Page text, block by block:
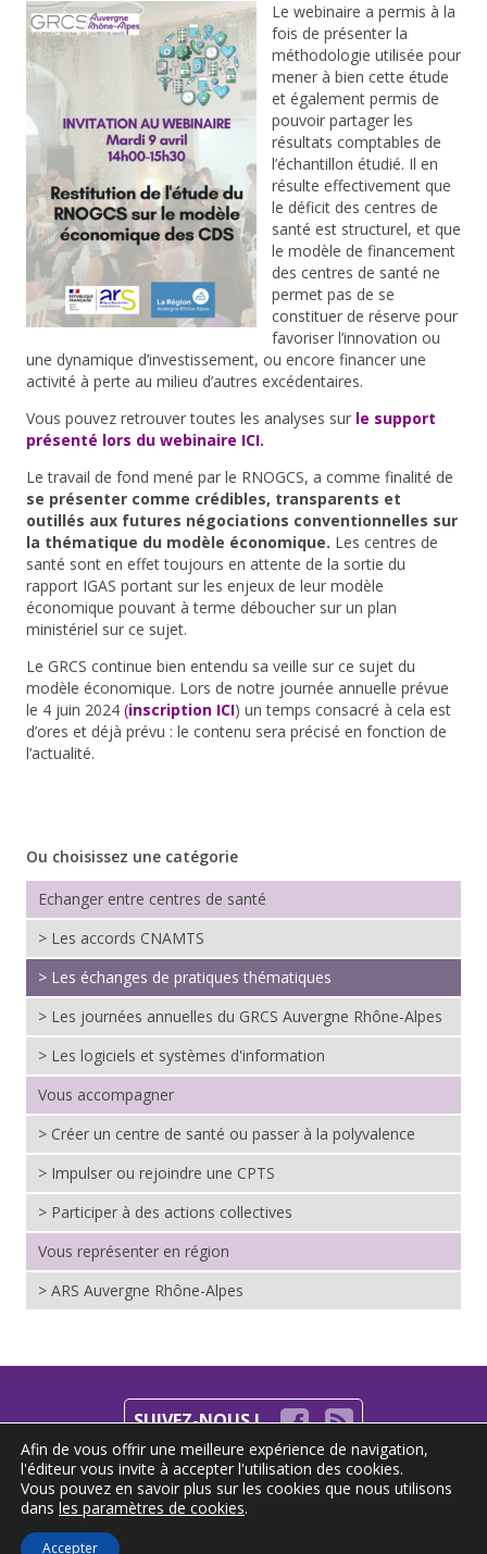
Le webinaire a permis à la
fois de présenter la
méthodologie utilisée pour
mener à bien cette étude
et également permis de
pouvoir partager les
résultats comptables de
l’échantillon étudié. Il en
résulte effectivement que
le déficit des centres de
santé est structurel, et que
le modèle de financement
des centres de santé ne
permet pas de se
constituer de réserve pour
favoriser l’innovation ou
une dynamique d’investissement, ou encore financer une
activité à perte au milieu d’autres excédentaires.
Vous pouvez retrouver toutes les analyses sur le support
présenté lors du webinaire ICI.
Le travail de fond mené par le RNOGCS, a comme finalité de
se présenter comme crédibles, transparents et
outillés aux futures négociations conventionnelles sur
la thématique du modèle économique. Les centres de
santé sont en effet toujours en attente de la sortie du
rapport IGAS portant sur les enjeux de leur modèle
économique pouvant à terme déboucher sur un plan
ministériel sur ce sujet.
Le GRCS continue bien entendu sa veille sur ce sujet du
modèle économique. Lors de notre journée annuelle prévue
le 4 juin 2024 (inscription ICI) un temps consacré à cela est
d’ores et déjà prévu : le contenu sera précisé en fonction de
l’actualité.
Ou choisissez une catégorie
Echanger entre centres de santé
> Les accords CNAMTS
> Les échanges de pratiques thématiques
> Les journées annuelles du GRCS Auvergne Rhône-Alpes
> Les logiciels et systèmes d'information
Vous accompagner
> Créer un centre de santé ou passer à la polyvalence
> Impulser ou rejoindre une CPTS
> Participer à des actions collectives
Vous représenter en région
> ARS Auvergne Rhône-Alpes
SUIVEZ-NOUS !
S'INSCRIRE À LA NEWSLETTER
© GRCS-RA
Afin de vous offrir une meilleure expérience de navigation,
l'éditeur vous invite à accepter l'utilisation des cookies.
Vous pouvez en savoir plus sur les cookies que nous utilisons
dans les paramètres de cookies.
Accepter